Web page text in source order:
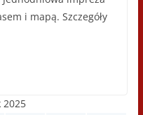
i mapą. Szczegóły